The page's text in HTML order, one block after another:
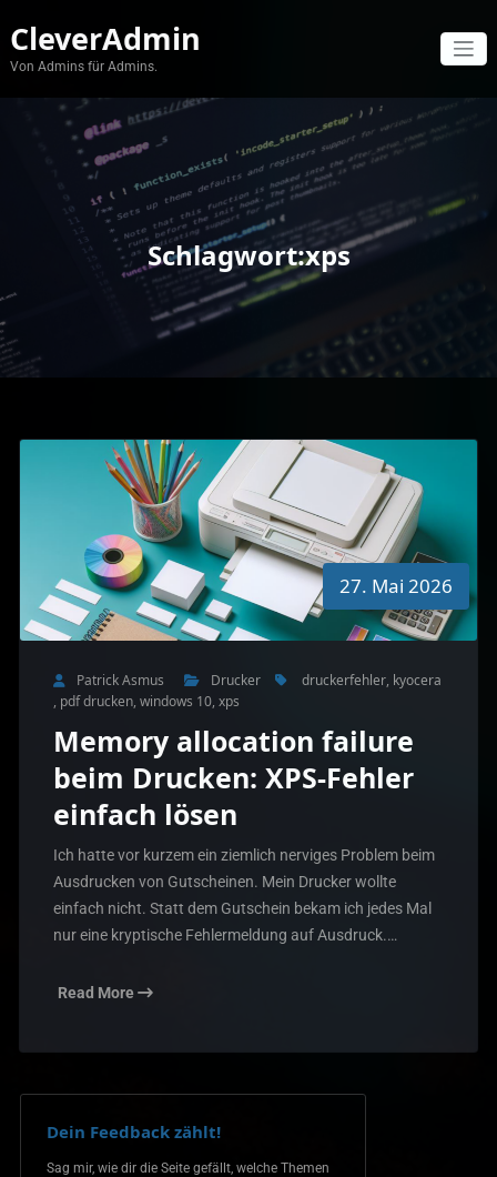
Inhalt
springen
CleverAdmin
Von Admins für Admins.
Schlagwort:xps
27. Mai 2026
Patrick Asmus Drucker druckerfehler, kyocera
, pdf drucken, windows 10, xps
Memory allocation failure
beim Drucken: XPS-Fehler
einfach lösen
Ich hatte vor kurzem ein ziemlich nerviges Problem beim
Ausdrucken von Gutscheinen. Mein Drucker wollte
einfach nicht. Statt dem Gutschein bekam ich jedes Mal
nur eine kryptische Fehlermeldung auf Ausdruck.…
Read More
Dein Feedback zählt!
Sag mir, wie dir die Seite gefällt, welche Themen